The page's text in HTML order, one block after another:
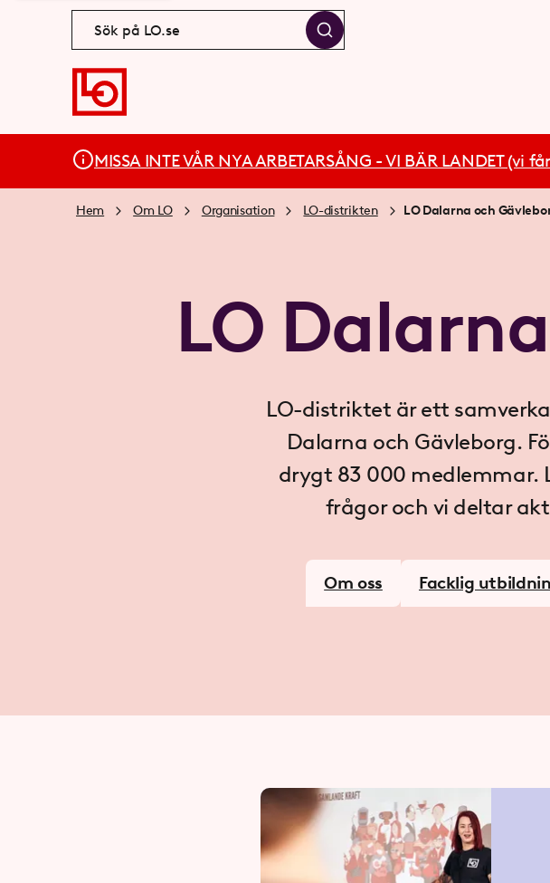
MISSA INTE VÅR NYA ARBETARSÅNG - VI BÄR LANDET (vi
Hem Om LO Organisation LO-distrikten LO Dalarna och
LO
LO-distriktet är ett
Dalarna och Gävleborg.
drygt 83 000 medlemmar.
frågor och vi deltar
Om oss Facklig